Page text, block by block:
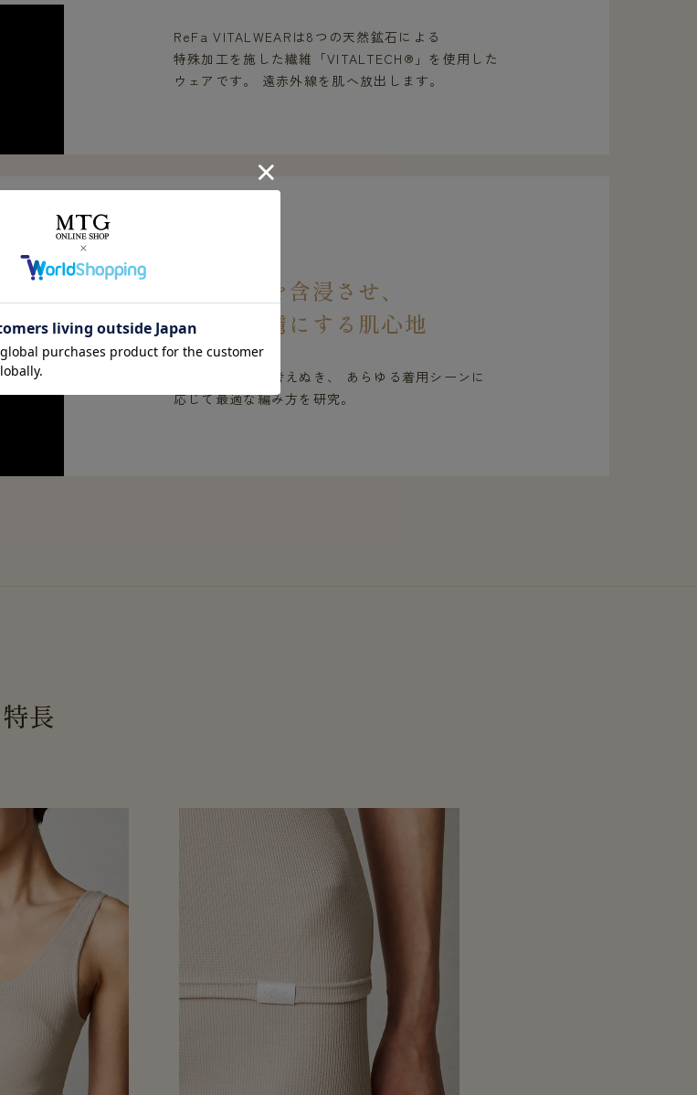
ReFa VITALWEARは8つの天然鉱石による
特殊加工を施した繊維「VITALTECH®」を使用した
ウェアです。 遠赤外線を肌へ放出します。
椿オイルを含浸させ、
着た人を虜にする肌心地
肌への接し方を考えぬき、 あらゆる着用シーンに
応じて最適な編み方を研究。
特長